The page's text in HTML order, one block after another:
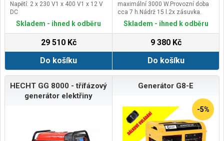
Napětí: 2 x 230 V1 x 400 V1 x 12 V
DC
Maximální výkon generátoru: 400 V
~ 5000 W230 V ~ 3300 W
Skladem - ihned k odběru
29 510 Kč
Do košíku
maximální 3000 W.Provozní doba
cca 7 h.Nádrž 15 l.2x zásuvka.
Skladem - ihned k odběru
9 380 Kč
Do košíku
HECHT GG 8000 - třífázový
generátor elektřiny
Generátor G8-E
-5%